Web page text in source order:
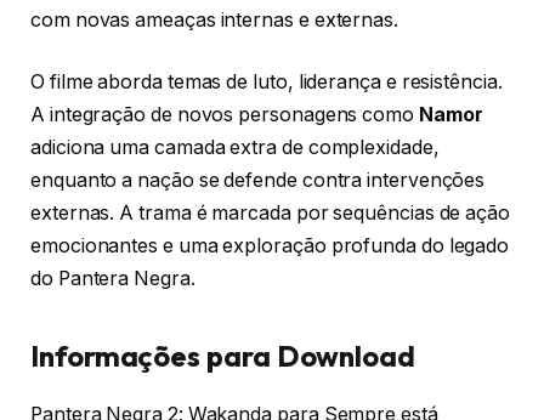
com novas ameaças internas e externas.
O filme aborda temas de luto, liderança e resistência.
A integração de novos personagens como Namor
adiciona uma camada extra de complexidade,
enquanto a nação se defende contra intervenções
externas. A trama é marcada por sequências de ação
emocionantes e uma exploração profunda do legado
do Pantera Negra.
Informações para Download
Pantera Negra 2: Wakanda para Sempre está